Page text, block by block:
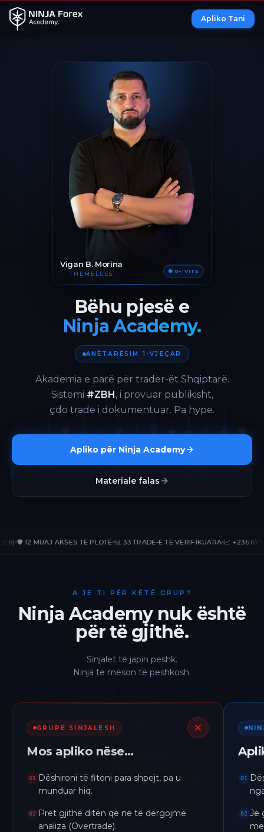
Apliko Tani
Vigan B. Morina
THEMELUES 10+ VITE
Bëhu pjesë e
Ninja Academy.
ANËTARËSIM 1-VJEÇAR
Akademia e parë për trader-ët Shqiptarë.
Sistemi #ZBH, i provuar publikisht,
çdo trade i dokumentuar. Pa hype.
Apliko për Ninja Academy
Materiale falas
12 MUAJ AKSES TË PLOTË 📊 33 TRADE-E TË VERIFIKUARA 📈 +236.67% PnL
A JE TI PËR KËTË GRUP?
Ninja Academy nuk është
për të gjithë.
Sinjalet të japin peshk.
Ninja të mëson të peshkosh.
GRUPE SINJALESH
Mos apliko nëse…
01
Dëshironi të fitoni para shpejt, pa u
munduar hiq.
02
Pret gjithë ditën që ne të dërgojmë
analiza (Overtrade).
01
02 Je